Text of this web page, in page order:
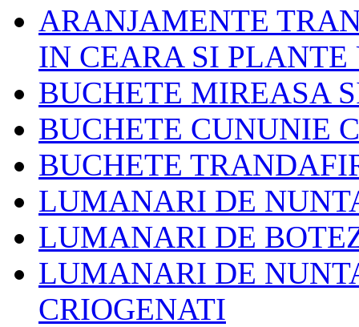
ARANJAMENTE
IN CEARA SI PLANTE
BUCHETE MIREASA
BUCHETE CUNUNIE
BUCHETE
LUMANARI DE
LUMANARI DE
LUMANARI DE
CRIOGENATI